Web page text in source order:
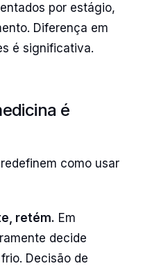
por estágio,
Diferença em
é significativa.
é
como usar
retém. Em
decide
Decisão de